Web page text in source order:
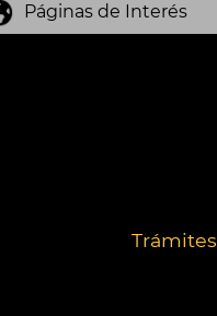
Páginas de Interés
Trámites